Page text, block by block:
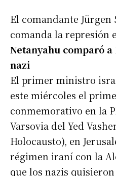
El comandante
comanda la represión
Netanyahu comparó
nazi
El primer ministro
este miércoles el
conmemorativo en la
Varsovia del Yed
Holocausto), en
régimen iraní con la
que los nazis